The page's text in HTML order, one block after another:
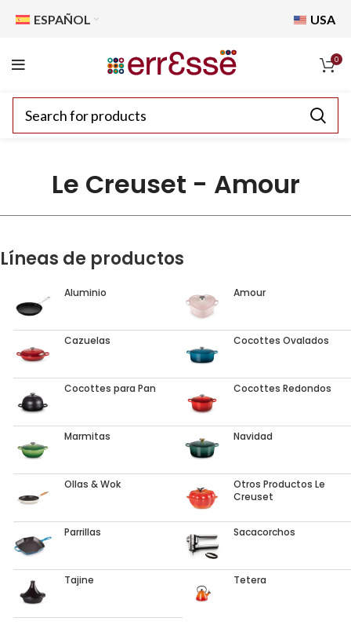
ESPAÑOL USA
0
Le Creuset - Amour
Líneas de productos
Aluminio Amour
Cazuelas Cocottes Ovalados
Cocottes para Pan Cocottes Redondos
Marmitas Navidad
Ollas & Wok
Otros Productos Le
Creuset
Parrillas Sacacorchos
Tajine Tetera